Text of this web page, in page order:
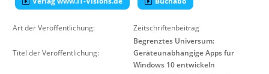
Über uns
Suche
Art der Veröffentlichung: Zeitschriftenbeitrag
Titel der Veröffentlichung:
Begrenztes Universum:
Geräteunabhängige Apps für
Windows 10 entwickeln